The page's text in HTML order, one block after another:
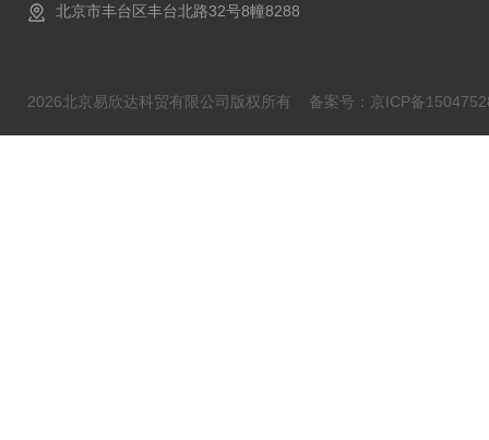
北京市丰台区丰台北路32号8幢8288
2026北京易欣达科贸有限公司版权所有 备案号：京ICP备